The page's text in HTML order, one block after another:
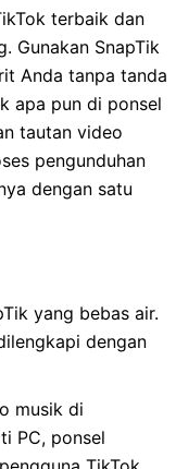
terbaik dan
Gunakan SnapTik
Anda tanpa tanda
apa pun di ponsel
tautan video
pengunduhan
dengan satu
yang bebas air.
dengan
musik di
PC, ponsel